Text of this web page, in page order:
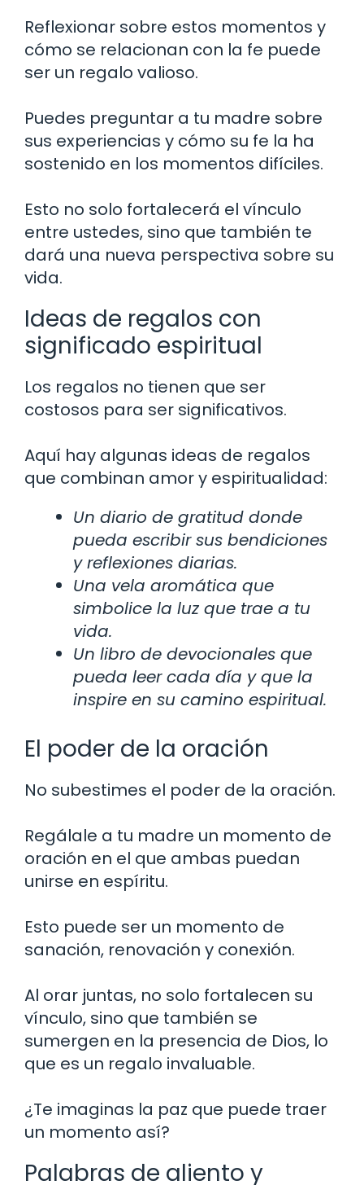
Reflexionar sobre estos momentos y
cómo se relacionan con la fe puede
ser un regalo valioso.
Puedes preguntar a tu madre sobre
sus experiencias y cómo su fe la ha
sostenido en los momentos difíciles.
Esto no solo fortalecerá el vínculo
entre ustedes, sino que también te
dará una nueva perspectiva sobre su
vida.
Ideas de regalos con
significado espiritual
Los regalos no tienen que ser
costosos para ser significativos.
Aquí hay algunas ideas de regalos
que combinan amor y espiritualidad:
Un diario de gratitud donde
pueda escribir sus bendiciones
y reflexiones diarias.
Una vela aromática que
simbolice la luz que trae a tu
vida.
Un libro de devocionales que
pueda leer cada día y que la
inspire en su camino espiritual.
El poder de la oración
No subestimes el poder de la oración.
Regálale a tu madre un momento de
oración en el que ambas puedan
unirse en espíritu.
Esto puede ser un momento de
sanación, renovación y conexión.
Al orar juntas, no solo fortalecen su
vínculo, sino que también se
sumergen en la presencia de Dios, lo
que es un regalo invaluable.
¿Te imaginas la paz que puede traer
un momento así?
Palabras de aliento y